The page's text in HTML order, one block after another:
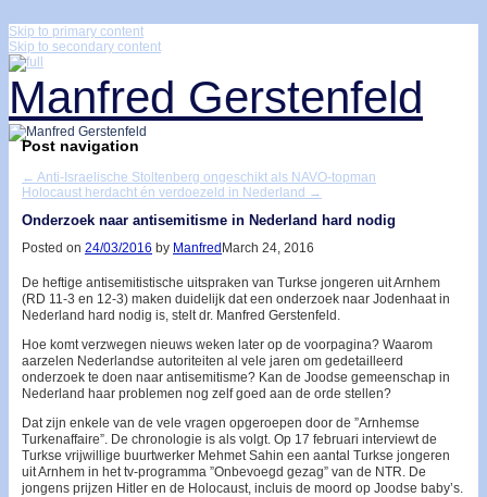
Skip to primary content
Skip to secondary content
Manfred Gerstenfeld
Post navigation
← Anti-Israelische Stoltenberg ongeschikt als NAVO-topman
Holocaust herdacht én verdoezeld in Nederland →
Onderzoek naar antisemitisme in Nederland hard nodig
Posted on 24/03/2016 by Manfred March 24, 2016
De heftige antisemitistische uitspraken van Turkse jongeren uit Arnhem
(RD 11-3 en 12-3) maken duidelijk dat een onderzoek naar Jodenhaat in
Nederland hard nodig is, stelt dr. Manfred Gerstenfeld.
Hoe komt verzwegen nieuws weken later op de voorpagina? Waarom
aarzelen Nederlandse autoriteiten al vele jaren om gedetailleerd
onderzoek te doen naar antisemitisme? Kan de Joodse gemeenschap in
Nederland haar problemen nog zelf goed aan de orde stellen?
Dat zijn enkele van de vele vragen opgeroepen door de ”Arnhemse
Turkenaffaire”. De chronologie is als volgt. Op 17 februari interviewt de
Turkse vrijwillige buurtwerker Mehmet Sahin een aantal Turkse jongeren
uit Arnhem in het tv-programma ”Onbevoegd gezag” van de NTR. De
jongens prijzen Hitler en de Holocaust, incluis de moord op Joodse baby’s.